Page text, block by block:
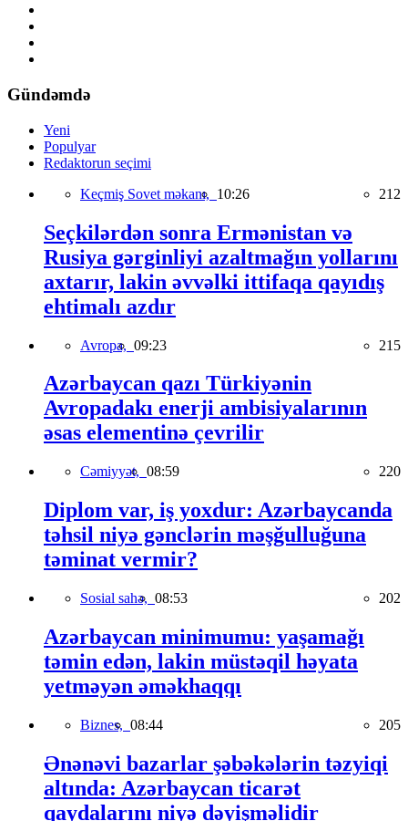
Gündəmdə
Yeni
Populyar
Redaktorun seçimi
Keçmiş Sovet məkanı, 10:26 212
Seçkilərdən sonra Ermənistan və
Rusiya gərginliyi azaltmağın yollarını
axtarır, lakin əvvəlki ittifaqa qayıdış
ehtimalı azdır
Avropa, 09:23 215
Azərbaycan qazı Türkiyənin
Avropadakı enerji ambisiyalarının
əsas elementinə çevrilir
Cəmiyyət, 08:59 220
Diplom var, iş yoxdur: Azərbaycanda
təhsil niyə gənclərin məşğulluğuna
təminat vermir?
Sosial sahə, 08:53 202
Azərbaycan minimumu: yaşamağı
təmin edən, lakin müstəqil həyata
yetməyən əməkhaqqı
Biznes, 08:44 205
Ənənəvi bazarlar şəbəkələrin təzyiqi
altında: Azərbaycan ticarət
qaydalarını niyə dəyişməlidir